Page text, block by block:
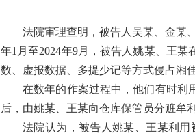
法院审理查明，被告人吴某、金某
年1月至2024年9月，被告人姚某、王
数、虚报数据、多提少记等方式侵占湘
在数年的作案过程中，他们有时利
后，由姚某、王某向仓库保管员分赃牟利
法院认为，被告人姚某、王某利